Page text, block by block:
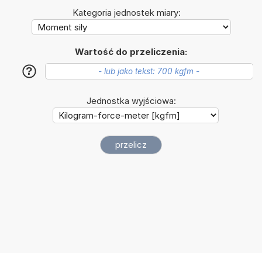
Kategoria jednostek miary:
Wartość do przeliczenia:
?
Jednostka wyjściowa: